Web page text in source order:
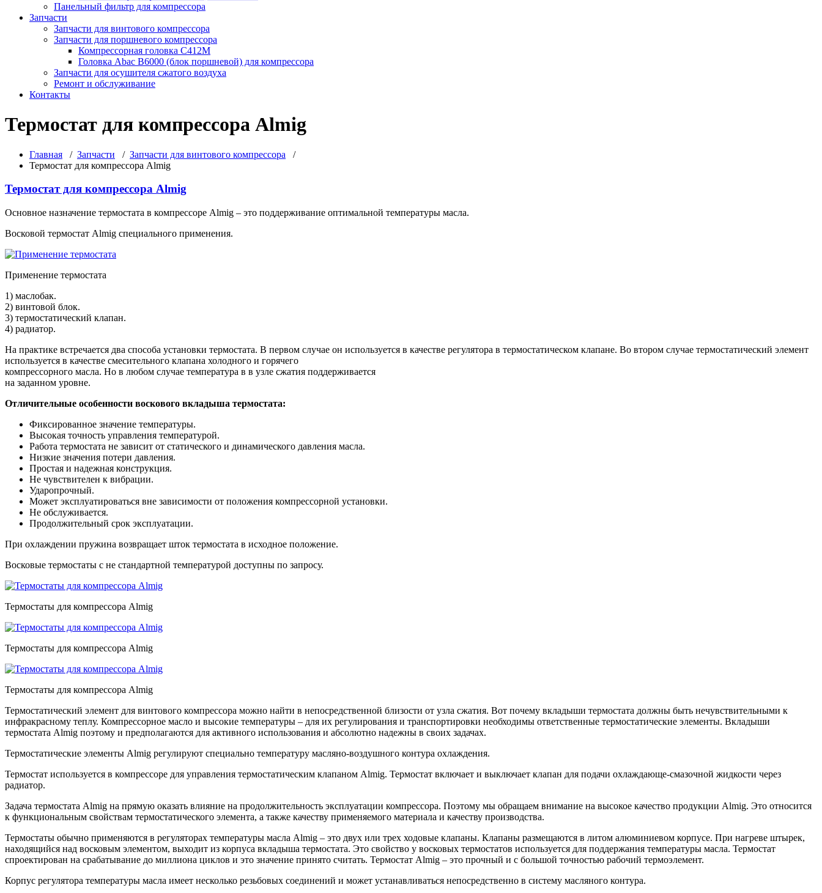
Панельный фильтр для компрессора
Запчасти
Запчасти для винтового компрессора
Запчасти для поршневого компрессора
Компрессорная головка С412М
Головка Abac B6000 (блок поршневой) для компрессора
Запчасти для осушителя сжатого воздуха
Ремонт и обслуживание
Контакты
Термостат для компрессора Almig
Главная / Запчасти / Запчасти для винтового компрессора /
Термостат для компрессора Almig
Термостат для компрессора Almig
Основное назначение термостата в компрессоре Almig – это поддерживание оптимальной температуры масла.
Восковой термостат Almig специального применения.
Применение термостата
1) маслобак.
2) винтовой блок.
3) термостатический клапан.
4) радиатор.
На практике встречается два способа установки термостата. В первом случае он используется в качестве регулятора в термостатическом клапане. Во втором случае термостатический элемент
используется в качестве смесительного клапана холодного и горячего
компрессорного масла. Но в любом случае температура в в узле сжатия поддерживается
на заданном уровне.
Отличительные особенности воскового вкладыша термостата:
Фиксированное значение температуры.
Высокая точность управления температурой.
Работа термостата не зависит от статического и динамического давления масла.
Низкие значения потери давления.
Простая и надежная конструкция.
Не чувствителен к вибрации.
Ударопрочный.
Может эксплуатироваться вне зависимости от положения компрессорной установки.
Не обслуживается.
Продолжительный срок эксплуатации.
При охлаждении пружина возвращает шток термостата в исходное положение.
Восковые термостаты с не стандартной температурой доступны по запросу.
Термостаты для компрессора Almig
Термостаты для компрессора Almig
Термостаты для компрессора Almig
Термостатический элемент для винтового компрессора можно найти в непосредственной близости от узла сжатия. Вот почему вкладыши термостата должны быть нечувствительными к
инфракрасному теплу. Компрессорное масло и высокие температуры – для их регулирования и транспортировки необходимы ответственные термостатические элементы. Вкладыши
термостата Almig поэтому и предполагаются для активного использования и абсолютно надежны в своих задачах.
Термостатические элементы Almig регулируют специально температуру масляно-воздушного контура охлаждения.
Термостат используется в компрессоре для управления термостатическим клапаном Almig. Термостат включает и выключает клапан для подачи охлаждающе-смазочной жидкости через
радиатор.
Задача термостата Almig на прямую оказать влияние на продолжительность эксплуатации компрессора. Поэтому мы обращаем внимание на высокое качество продукции Almig. Это относится
к функциональным свойствам термостатического элемента, а также качеству применяемого материала и качеству производства.
Термостаты обычно применяются в регуляторах температуры масла Almig – это двух или трех ходовые клапаны. Клапаны размещаются в литом алюминиевом корпусе. При нагреве штырек,
находящийся над восковым элементом, выходит из корпуса вкладыша термостата. Это свойство у восковых термостатов используется для поддержания температуры масла. Термостат
спроектирован на срабатывание до миллиона циклов и это значение принято считать. Термостат Almig – это прочный и с большой точностью рабочий термоэлемент.
Корпус регулятора температуры масла имеет несколько резьбовых соединений и может устанавливаться непосредственно в систему масляного контура.